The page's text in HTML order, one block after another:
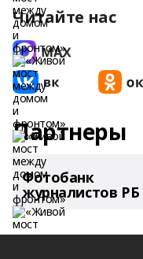
Читайте нас
Партнеры
Фотобанк
журналистов РБ